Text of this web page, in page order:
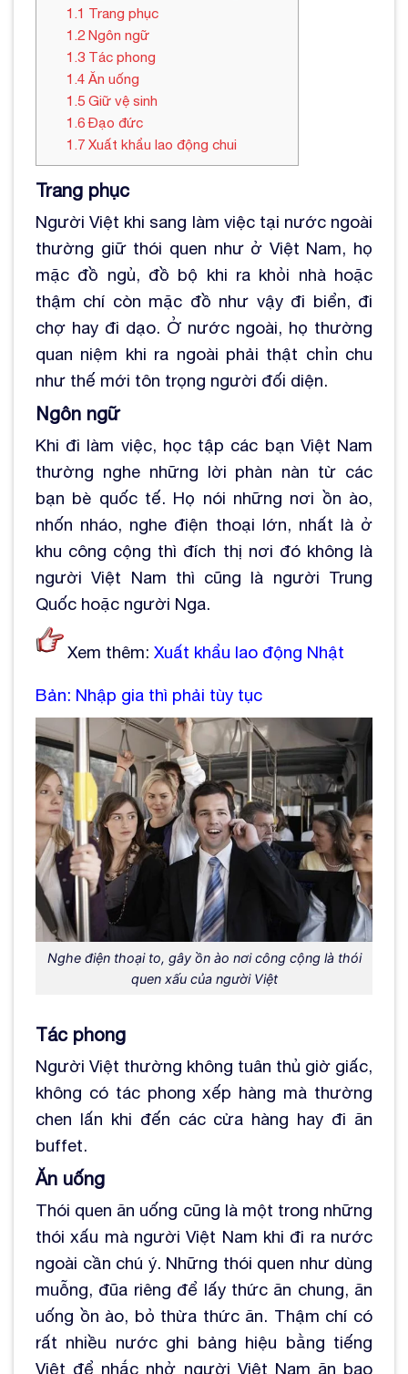
1.1 Trang phục
1.2Ngôn ngữ
1.3Tác phong
1.4Ăn uống
1.5Giữ vệ sinh
1.6Đạo đức
1.7Xuất khẩu lao động chui
Trang phục
Người Việt khi sang làm việc tại nước ngoài
thường giữ thói quen như ở Việt Nam, họ
mặc đồ ngủ, đồ bộ khi ra khỏi nhà hoặc
thậm chí còn mặc đồ như vậy đi biển, đi
chợ hay đi dạo. Ở nước ngoài, họ thường
quan niệm khi ra ngoài phải thật chỉn chu
như thế mới tôn trọng người đối diện.
Ngôn ngữ
Khi đi làm việc, học tập các bạn Việt Nam
thường nghe những lời phàn nàn từ các
bạn bè quốc tế. Họ nói những nơi ồn ào,
nhốn nháo, nghe điện thoại lớn, nhất là ở
khu công cộng thì đích thị nơi đó không là
người Việt Nam thì cũng là người Trung
Quốc hoặc người Nga.
Xem thêm: Xuất khẩu lao động Nhật
Bản: Nhập gia thì phải tùy tục
Nghe điện thoại to, gây ồn ào nơi công cộng là thói
quen xấu của người Việt
Tác phong
Người Việt thường không tuân thủ giờ giấc,
không có tác phong xếp hàng mà thường
chen lấn khi đến các cửa hàng hay đi ăn
buffet.
Ăn uống
Thói quen ăn uống cũng là một trong những
thói xấu mà người Việt Nam khi đi ra nước
ngoài cần chú ý. Những thói quen như dùng
muỗng, đũa riêng để lấy thức ăn chung, ăn
uống ồn ào, bỏ thừa thức ăn. Thậm chí có
rất nhiều nước ghi bảng hiệu bằng tiếng
Việt để nhắc nhở người Việt Nam ăn bao